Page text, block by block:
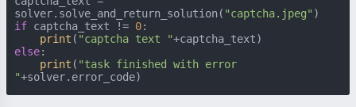
solver.solve_and_return_solution( "captcha.jpeg"
if captcha_text != 0:
print ( "captcha text "
else:
print ( "task finished with error
"+solver.error_code)